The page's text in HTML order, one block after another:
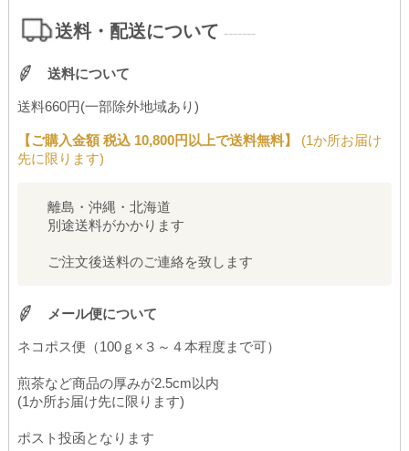
送料・配送について -------
送料について
送料660円(一部除外地域あり)
【ご購入金額 税込 10,800円以上で送料無料】
(1か所お届け
先に限ります)
離島・沖縄・北海道
別途送料がかかります
ご注文後送料のご連絡を致します
メール便について
ネコポス便（100ｇ×３～４本程度まで可）
煎茶など商品の厚みが2.5cm以内
(1か所お届け先に限ります)
ポスト投函となります